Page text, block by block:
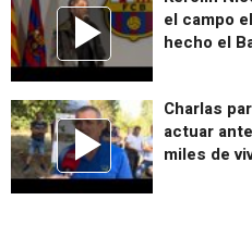
el campo
hecho el
Charlas
actuar
miles de